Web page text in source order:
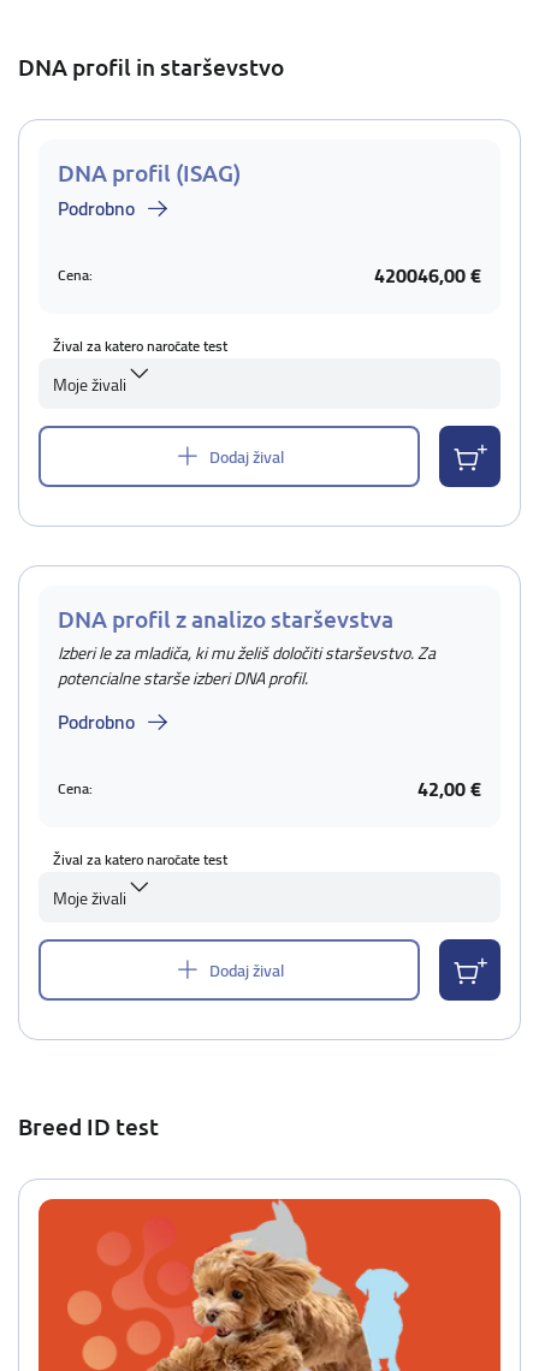
DNA profil in starševstvo
DNA profil (ISAG)
Podrobno
Cena: 420046,00 €
Žival za katero naročate test
Moje živali
Dodaj žival
DNA profil z analizo starševstva
Izberi le za mladiča, ki mu želiš določiti starševstvo. Za
potencialne starše izberi DNA profil.
Podrobno
Cena: 42,00 €
Žival za katero naročate test
Moje živali
Dodaj žival
Breed ID test